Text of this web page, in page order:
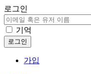
로그인
기억
가입